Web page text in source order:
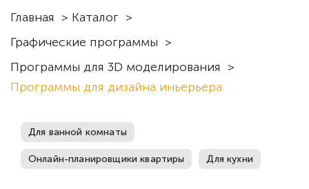
Главная > Каталог >
Графические программы >
Программы для 3D моделирования >
Программы для дизайна иньерьера
Для ванной комнаты
Онлайн-планировщики квартиры Для кухни